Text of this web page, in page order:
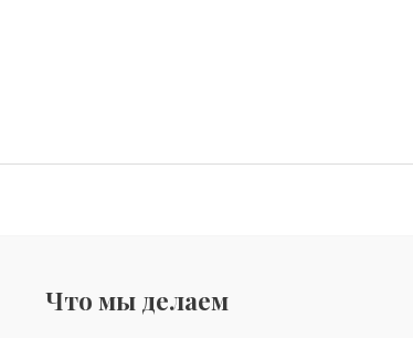
Что мы делаем